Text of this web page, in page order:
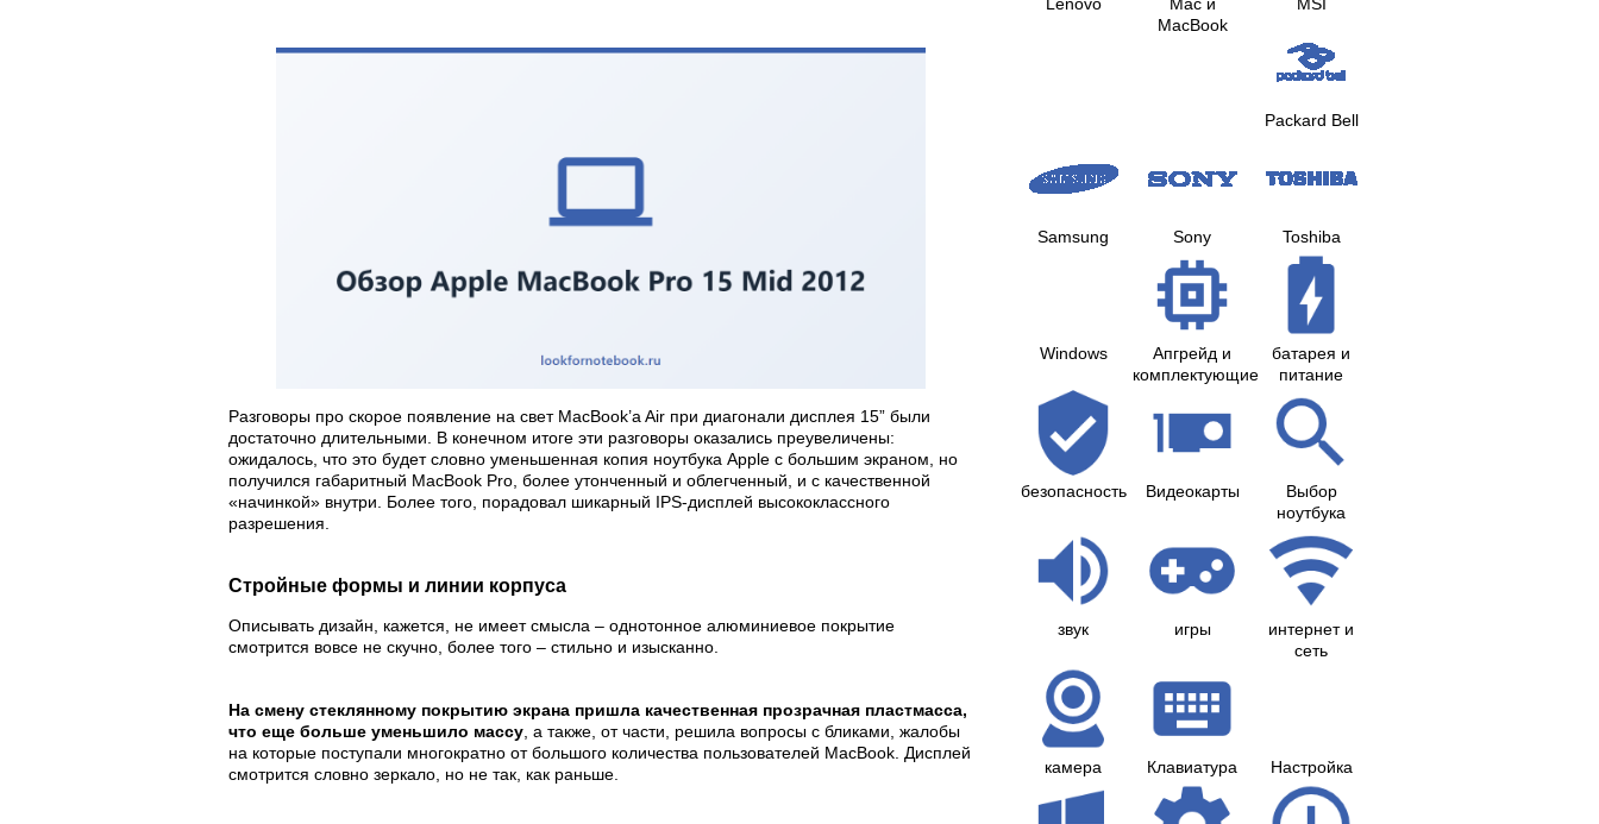
Разговоры про скорое появление на свет MacBook’a Air при диагонали дисплея 15” были
достаточно длительными. В конечном итоге эти разговоры оказались преувеличены:
ожидалось, что это будет словно уменьшенная копия ноутбука Apple с большим экраном, но
получился габаритный MacBook Pro, более утонченный и облегченный, и с качественной
«начинкой» внутри. Более того, порадовал шикарный IPS-дисплей высококлассного
разрешения.
Стройные формы и линии корпуса
Описывать дизайн, кажется, не имеет смысла – однотонное алюминиевое покрытие
смотрится вовсе не скучно, более того – стильно и изысканно.
На смену стеклянному покрытию экрана пришла качественная прозрачная пластмасса,
что еще больше уменьшило массу , а также, от части, решила вопросы с бликами, жалобы
на которые поступали многократно от большого количества пользователей MacBook. Дисплей
смотрится словно зеркало, но не так, как раньше.
MacBook
Packard Bell
Samsung Sony Toshiba
Windows
Апгрейд и
комплектующие
батарея и
питание
безопасность Видеокарты
Выбор
ноутбука
звук игры
интернет и
сеть
камера Клавиатура Настройка